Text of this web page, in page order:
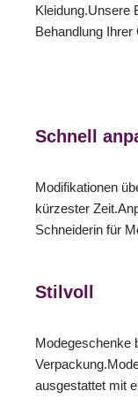
Kleidung.Unsere
Behandlung Ihrer
Schnell
Modifikationen
kürzester
Schneiderin für
Stilvoll
Modegeschenke
ausgestattet mit